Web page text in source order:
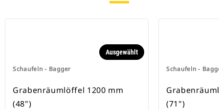
Spezielle CW-Schnellwechsler
für alle Ketten- und Mobilbagger
erhältlich.
Schaufeln - Bagger
Ausgewählt
Grabenräumlöffel 1200 mm
(48")
Schaufeln -
(71")